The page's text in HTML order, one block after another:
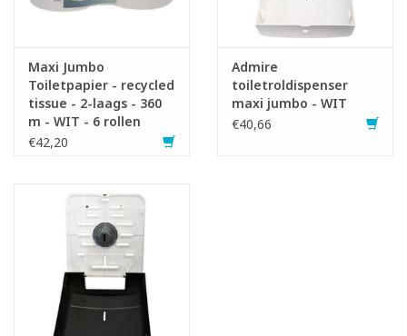
Maxi Jumbo
Toiletpapier - recycled
tissue - 2-laags - 360
m - WIT - 6 rollen
€42,20
Admire
toiletroldispenser
maxi jumbo - WIT
€40,66